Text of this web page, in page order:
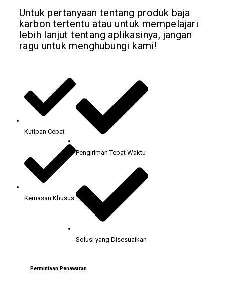
Untuk pertanyaan tentang produk baja
karbon tertentu atau untuk mempelajari
lebih lanjut tentang aplikasinya, jangan
ragu untuk menghubungi kami!
Kutipan Cepat
Kemasan Khusus
Pengiriman Tepat Waktu
Solusi yang Disesuaikan
Permintaan Penawaran